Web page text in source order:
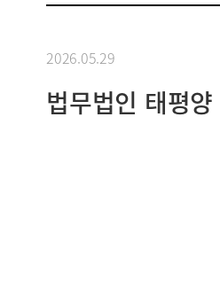
2026.05.29
법무법인 태평